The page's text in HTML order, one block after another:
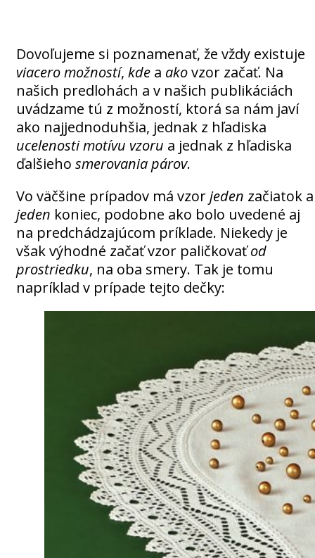
Dovoľujeme si poznamenať, že vždy existuje
viacero možností, kde a akovzor začať. Na
našich predlohách a v našich publikáciách
uvádzame tú z možností, ktorá sa nám javí
ako najjednoduhšia, jednak z hľadiska
ucelenostimotívu vzoru a jednak z hľadiska
ďalšieho smerovania párov.
Vo väčšine prípadov má vzorjeden začiatok a
jeden koniec, podobne ako bolo uvedené aj
na predchádzajúcom príklade. Niekedy je
však výhodné začať vzor paličkovaťod
prostriedku, na oba smery. Tak je tomu
napríklad v prípade tejto dečky: